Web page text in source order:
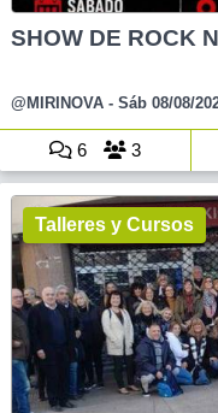
SHOW DE ROCK
@MIRINOVA - Sáb 08/08/
6 3
Talleres y Cursos